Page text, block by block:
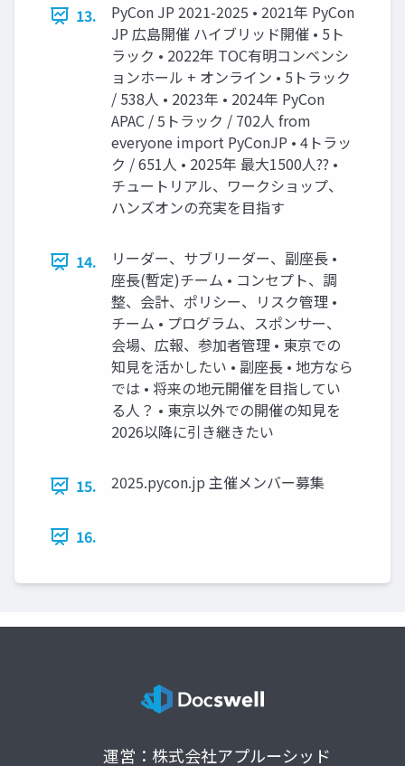
13.
PyCon JP 2021-2025 • 2021年 PyCon
JP 広島開催 ハイブリッド開催 • 5ト
ラック • 2022年 TOC有明コンベンシ
ョンホール + オンライン • 5トラック
/ 538人 • 2023年 • 2024年 PyCon
APAC / 5トラック / 702人 from
everyone import PyConJP • 4トラッ
ク / 651人 • 2025年 最大1500人?? •
チュートリアル、ワークショップ、
ハンズオンの充実を目指す
14.
リーダー、サブリーダー、副座長 •
座長(暫定)チーム • コンセプト、調
整、会計、ポリシー、リスク管理 •
チーム • プログラム、スポンサー、
会場、広報、参加者管理 • 東京での
知見を活かしたい • 副座長 • 地方なら
では • 将来の地元開催を目指してい
る人？ • 東京以外での開催の知見を
2026以降に引き継きたい
15. 2025.pycon.jp 主催メンバー募集
16.
運営：株式会社アプルーシッド